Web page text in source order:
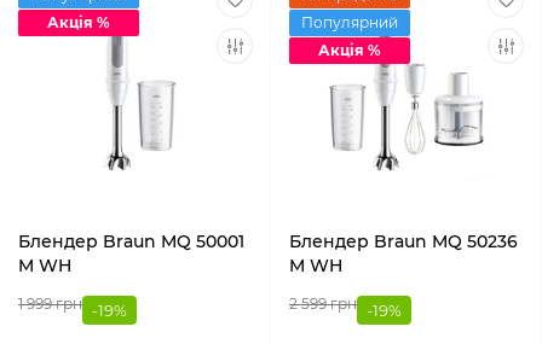
Акція %
Блендер Braun MQ 50001
M WH
1 999 грн -19%
Популярний
Акція %
Блендер Braun MQ 50236
M WH
2 599 грн -19%